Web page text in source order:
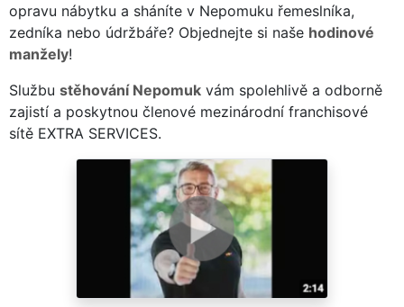
opravu nábytku a sháníte v Nepomuku řemeslníka,
zedníka nebo údržbáře? Objednejte si naše hodinové
manžely!
Službu stěhování Nepomuk vám spolehlivě a odborně
zajistí a poskytnou členové mezinárodní franchisové
sítě EXTRA SERVICES.